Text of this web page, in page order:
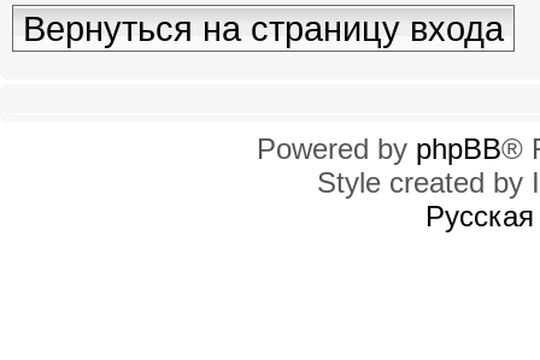
Вернуться на страницу входа
Powered by phpBB®
Style created by